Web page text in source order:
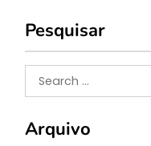
Pesquisar
Search
for:
Arquivo